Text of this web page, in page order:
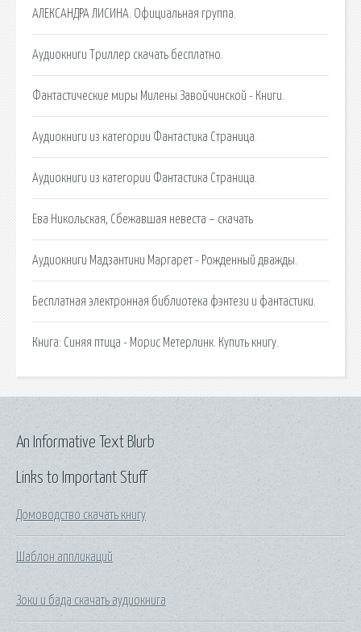
АЛЕКСАНДРА ЛИСИНА. Официальная группа.
Аудиокниги Триллер скачать бесплатно.
Фантастические миры Милены Завойчинской - Книги.
Аудиокниги из категории Фантастика Страница.
Аудиокниги из категории Фантастика Страница.
Ева Никольская, Сбежавшая невеста – скачать
Аудиокниги Мадзантини Маргарет - Рожденный дважды.
Бесплатная электронная библиотека фэнтези и фантастики.
Книга: Синяя птица - Морис Метерлинк. Купить книгу.
Links to Important Stuff
Домоводство скачать книгу
Шаблон аппликаций
Зоки и бада скачать аудиокнига
An Informative Text Blurb